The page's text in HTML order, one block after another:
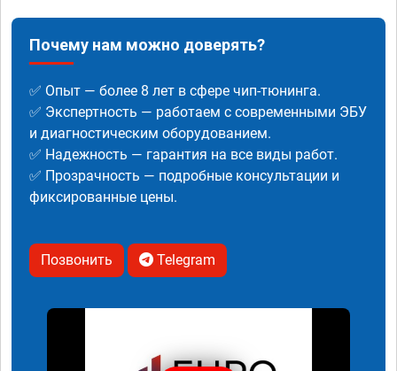
Почему нам можно доверять?
✅ Опыт — более 8 лет в сфере чип-тюнинга.
✅ Экспертность — работаем с современными ЭБУ
и диагностическим оборудованием.
✅ Надежность — гарантия на все виды работ.
✅ Прозрачность — подробные консультации и
фиксированные цены.
Позвонить Telegram